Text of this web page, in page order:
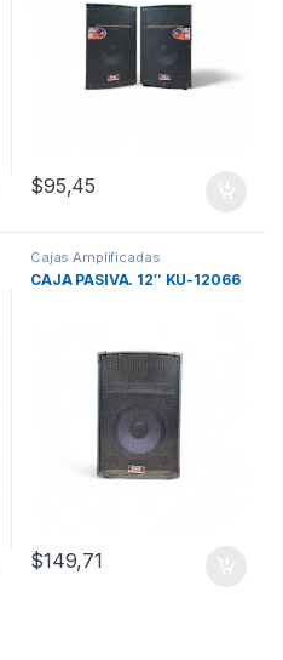
$95,45
Cajas Amplificadas
CAJA PASIVA. 12″ KU-12066
$149,71